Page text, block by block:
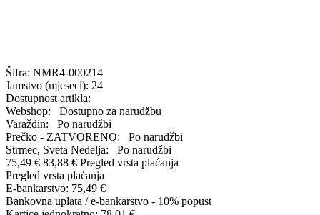
Šifra: NMR4-000214
Jamstvo (mjeseci): 24
Dostupnost artikla:
Webshop:
Dostupno za narudžbu
Varaždin:
Po narudžbi
Prečko - ZATVORENO:
Po narudžbi
Strmec, Sveta Nedelja:
Po narudžbi
75,49 € 83,88 € Pregled vrsta plaćanja
Pregled vrsta plaćanja
E-bankarstvo: 75,49 €
Bankovna uplata / e-bankarstvo - 10% popust